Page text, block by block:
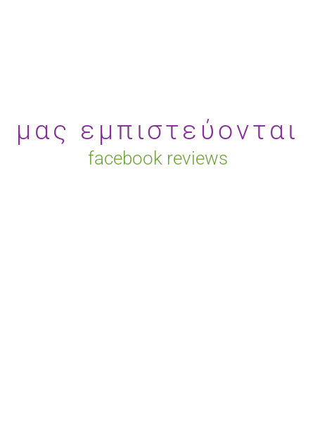
μας εμπιστεύονται
facebook reviews